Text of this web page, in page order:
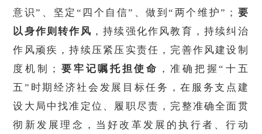
意识”、坚定“四个自信”、做到“两个维护”； 要
以身作则转作风 ，持续强化作风教育，持续纠治
作风顽疾，持续压紧压实责任，完善作风建设制
度机制； 要牢记嘱托担使命 ，准确把握“十五
五”时期经济社会发展目标任务，在服务支点建
设大局中找准定位、履职尽责，完整准确全面贯
彻新发展理念，当好改革发展的执行者、行动